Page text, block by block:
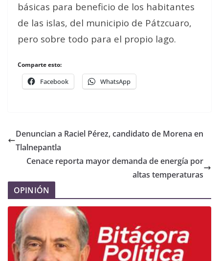
básicas para beneficio de los habitantes
de las islas, del municipio de Pátzcuaro,
pero sobre todo para el propio lago.
Comparte esto:
Facebook WhatsApp
Denuncian a Raciel Pérez, candidato de Morena en
Tlalnepantla
Cenace reporta mayor demanda de energía por
altas temperaturas
OPINIÓN